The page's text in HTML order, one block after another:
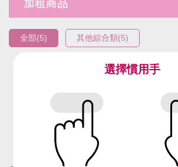
加租商品
全部(5) 其他綜合類(5)
編號：96720 編號：
選擇慣用手